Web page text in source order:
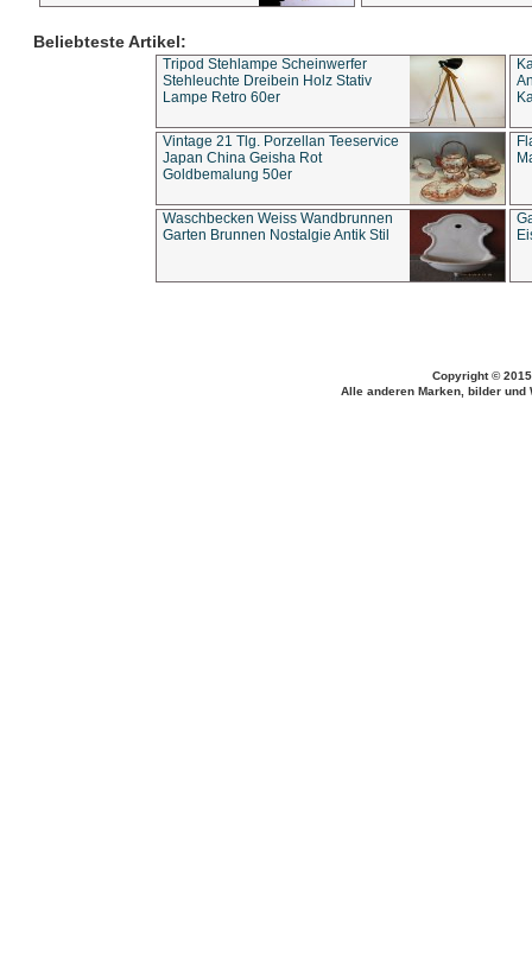
Beliebteste Artikel:
Tripod Stehlampe Scheinwerfer
Stehleuchte Dreibein Holz Stativ
Lampe Retro 60er
Vintage 21 Tlg. Porzellan Teeservice
Japan China Geisha Rot
Goldbemalung 50er
Waschbecken Weiss Wandbrunnen
Garten Brunnen Nostalgie Antik Stil
Copyright ©
Alle anderen Marken, bilder und